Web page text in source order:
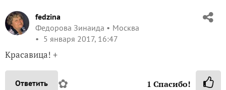
fedzina
Федорова Зинаида
Москва
5 января 2017, 16:47
Красавица! +
Ответить ✿ 1 Спасибо!